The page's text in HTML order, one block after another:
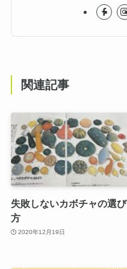
関連記事
失敗しないカボチャの選び
方
2020年12月19日